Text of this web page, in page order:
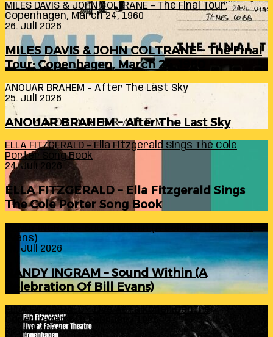
MILES DAVIS & JOHN COLTRANE – The Final Tour:
Copenhagen, March 24, 1960
26. Juli 2026
MILES DAVIS & JOHN COLTRANE – The Final
Tour: Copenhagen, March 24, 1960
ANOUAR BRAHEM – After The Last Sky
25. Juli 2026
ANOUAR BRAHEM – After The Last Sky
ELLA FITZGERALD – Ella Fitzgerald Sings The Cole
Porter Song Book
24. Juli 2026
ELLA FITZGERALD – Ella Fitzgerald Sings
The Cole Porter Song Book
Evans)
24. Juli 2026
RANDY INGRAM – Sound Within (A
Celebration Of Bill Evans)
ELLA FITZGERALD – Live At Falkoner Centre
Copenhagen 6th February 1966
23. Juli 2026